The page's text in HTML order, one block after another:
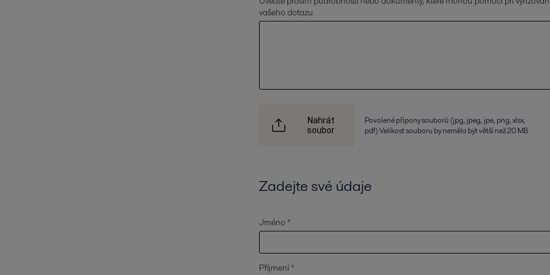
vašeho dotazu
Nahrát
soubor
Povolené přípony souborů (jpg, jpeg, jpe, png, xlsx,
pdf) Velikost souboru by neměla být větší než 20 MB
Zadejte své údaje
Jméno *
Příjmení *